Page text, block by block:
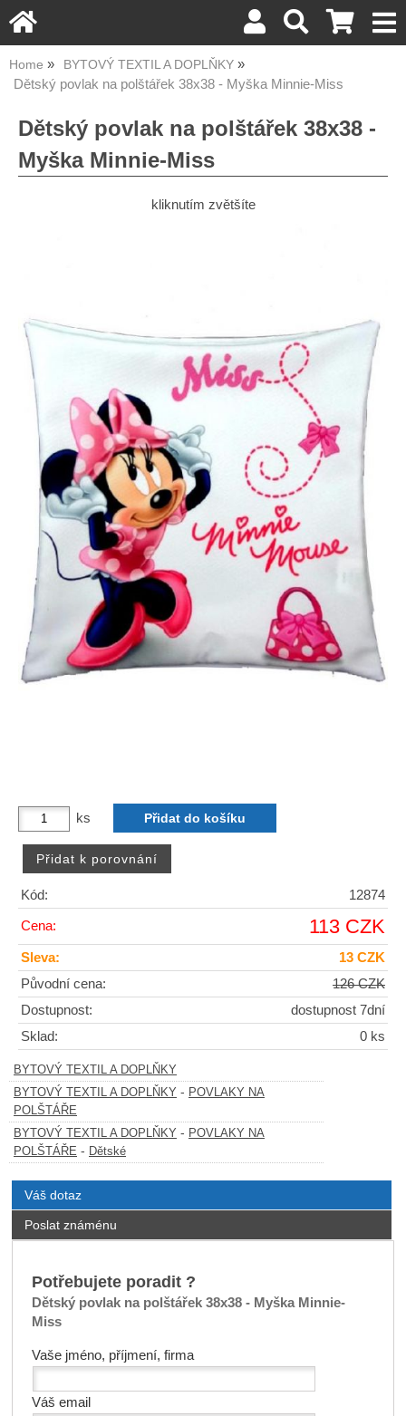
Home BYTOVÝ TEXTIL A DOPLŇKY
Dětský povlak na polštářek 38x38 - Myška Minnie-Miss
Dětský povlak na polštářek 38x38 -
Myška Minnie-Miss
kliknutím zvětšíte
ks
Kód: 12874
Cena: 113 CZK
Sleva:
13 CZK
Původní cena:
126 CZK
Dostupnost:
dostupnost 7dní
Sklad:
0 ks
BYTOVÝ TEXTIL A DOPLŇKY
BYTOVÝ TEXTIL A DOPLŇKY - POVLAKY NA
POLŠTÁŘE
BYTOVÝ TEXTIL A DOPLŇKY - POVLAKY NA
POLŠTÁŘE - Dětské
Váš dotaz
Poslat známénu
Potřebujete poradit ?
Dětský povlak na polštářek 38x38 - Myška Minnie-
Miss
Vaše jméno, příjmení, firma
Váš email